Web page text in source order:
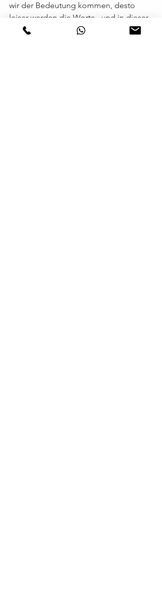
wir der Bedeutung kommen, desto
leiser werden die Worte –und in dieser
Stille finden wir Frieden.